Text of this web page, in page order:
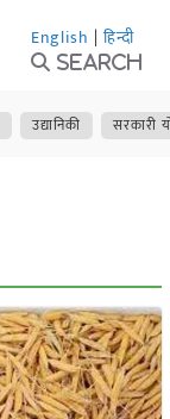
English | हिन्दी
Search
उद्यानिकी सरकारी